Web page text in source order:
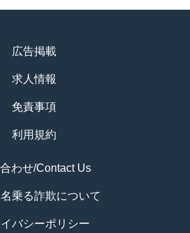
広告掲載
求人情報
免責事項
利用規約
わせ/Contact Us
乗る詐欺について
バシーポリシー